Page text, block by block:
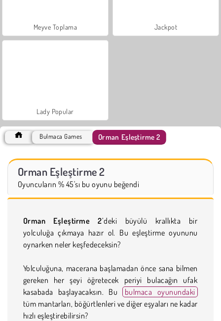
Meyve Toplama Jackpot
Lady Popular
Bulmaca Games Orman Eşleştirme 2
Orman Eşleştirme 2
Oyuncuların % 45'sı bu oyunu beğendi
Orman Eşleştirme 2’deki büyülü krallıkta bir
yolculuğa çıkmaya hazır ol. Bu eşleştirme oyununu
oynarken neler keşfedeceksin?
Yolculuğuna, macerana başlamadan önce sana bilmen
gereken her şeyi öğretecek periyi bulacağın ufak
kasabada başlayacaksın. Bu
bulmaca oyunundaki
tüm mantarları, böğürtlenleri ve diğer eşyaları ne kadar
hızlı eşleştirebilirsin?